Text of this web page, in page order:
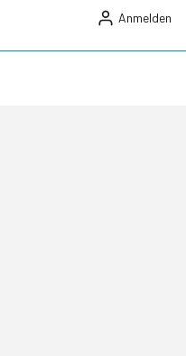
Anmelden